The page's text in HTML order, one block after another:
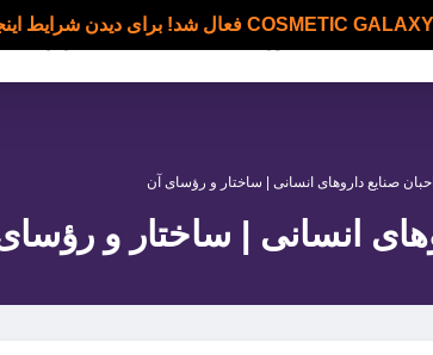
بلاگ اساتید درباره ما
صنایع داروهای انسانی | ساختار و رؤسای آن
انسانی | ساختار و